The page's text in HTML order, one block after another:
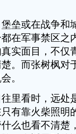
垒或在战争和
在军事禁区之
实面目，不仅
。而张树枫对
。
里看时，远处
有靠火柴照明
么也看不清楚